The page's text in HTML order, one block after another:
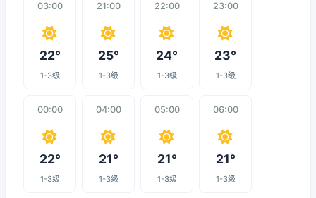
03:00
22°
1-3级
21:00
25°
1-3级
22:00
24°
1-3级
23:00
23°
1-3级
00:00
22°
1-3级
04:00
21°
1-3级
05:00
21°
1-3级
06:00
21°
1-3级